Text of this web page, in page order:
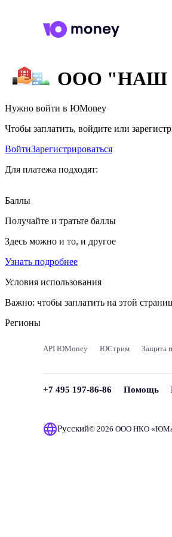
ООО "НАШ
Нужно войти в ЮMoney
Чтобы заплатить, войдите или
ВойтиЗарегистрироваться
Для платежа подходят:
Баллы
Получайте и тратьте баллы
Здесь можно и то, и другое
Узнать подробнее
Условия использования
Важно: чтобы заплатить на этой
Регионы
API ЮMoney ЮСтрим Защита
+7 495 197-86-86 Помощь
Русский© 2026 ООО НКО «